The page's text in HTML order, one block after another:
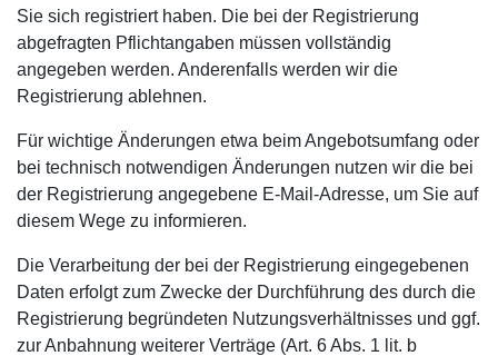
Sie sich registriert haben. Die bei der Registrierung
abgefragten Pflichtangaben müssen vollständig
angegeben werden. Anderenfalls werden wir die
Registrierung ablehnen.
Für wichtige Änderungen etwa beim Angebotsumfang oder
bei technisch notwendigen Änderungen nutzen wir die bei
der Registrierung angegebene E-Mail-Adresse, um Sie auf
diesem Wege zu informieren.
Die Verarbeitung der bei der Registrierung eingegebenen
Daten erfolgt zum Zwecke der Durchführung des durch die
Registrierung begründeten Nutzungsverhältnisses und ggf.
zur Anbahnung weiterer Verträge (Art. 6 Abs. 1 lit. b